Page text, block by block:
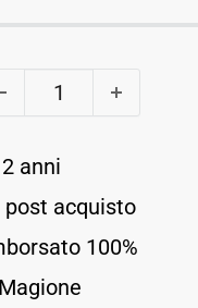
anni
post acquisto
100%